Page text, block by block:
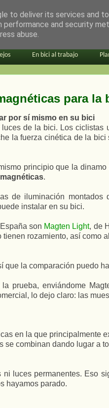
En bici al trabajo
para la
por sí mismo en su bici
de la bici. Los
la fuerza cinética de la
principio que la
.
de iluminación
instalar en su bici.
son Magten Light, de
rozamiento, así
que la comparación puedo
prueba, enviándome
lo dejo claro: las
en la que
combinan dando lugar a
luces permanentes. Eso
hayamos parado.
to deliver its services and
performance and security
abuse.